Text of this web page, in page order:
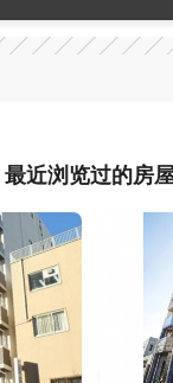
最近浏览过的房